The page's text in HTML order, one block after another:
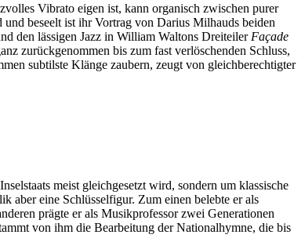
Vibrato eigen ist, kann organisch zwischen purer
beseelt ist ihr Vortrag von Darius Milhauds beiden
den lässigen Jazz in William Waltons Dreiteiler Faҫade
zurückgenommen bis zum fast verlöschenden Schluss,
subtilste Klänge zaubern, zeugt von gleichberechtigter
meist gleichgesetzt wird, sondern um klassische
aber eine Schlüsselfigur. Zum einen belebte er als
prägte er als Musikprofessor zwei Generationen
von ihm die Bearbeitung der Nationalhymne, die bis